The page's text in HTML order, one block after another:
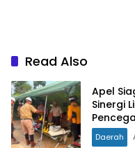
Read Also
Apel
Sinergi
Daerah